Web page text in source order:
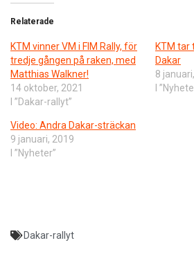
Relaterade
KTM vinner VM i FIM Rally, för
tredje gången på raken, med
Matthias Walkner!
14 oktober, 2021
I ”Dakar-rallyt”
KTM tar
Dakar
8
I
Video: Andra Dakar-sträckan
9 januari, 2019
I ”Nyheter”
Dakar-rallyt